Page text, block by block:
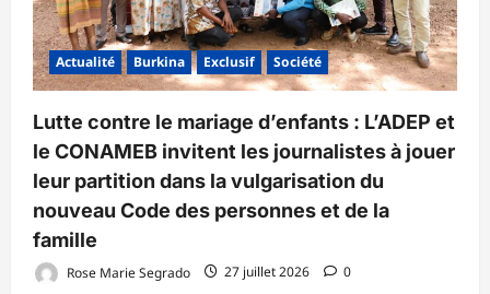
Actualité Burkina Exclusif Société
Lutte contre le mariage d’enfants : L’ADEP et
le CONAMEB invitent les journalistes à jouer
leur partition dans la vulgarisation du
nouveau Code des personnes et de la
famille
Rose Marie Segrado 27 juillet 2026 0